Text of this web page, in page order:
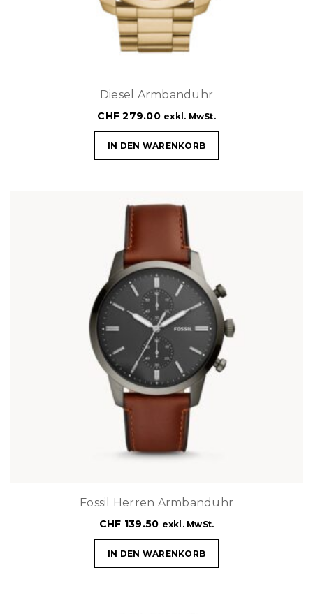
Diesel Armbanduhr
CHF 279.00 exkl. MwSt.
IN DEN WARENKORB
Fossil Herren Armbanduhr
CHF 139.50 exkl. MwSt.
IN DEN WARENKORB